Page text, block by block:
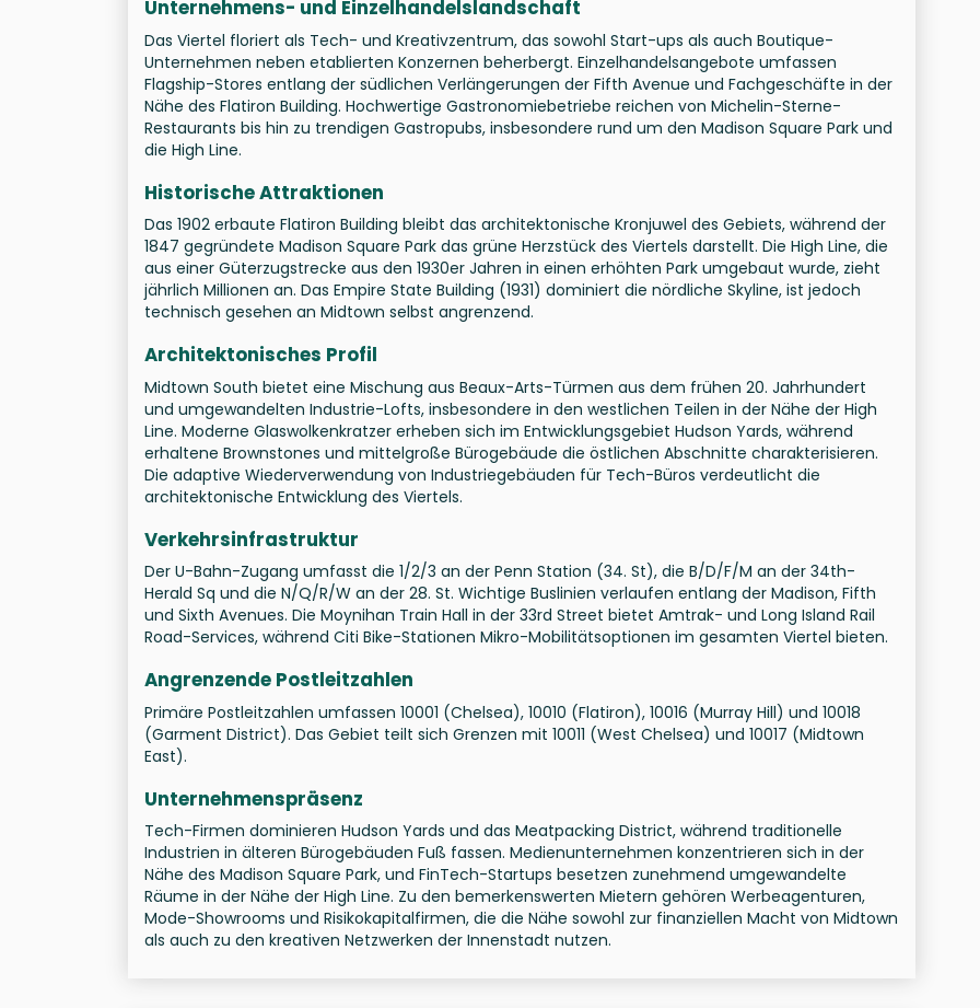
Unternehmens- und Einzelhandelslandschaft
Das Viertel floriert als Tech- und Kreativzentrum, das sowohl Start-ups als auch Boutique-
Unternehmen neben etablierten Konzernen beherbergt. Einzelhandelsangebote umfassen
Flagship-Stores entlang der südlichen Verlängerungen der Fifth Avenue und Fachgeschäfte in der
Nähe des Flatiron Building. Hochwertige Gastronomiebetriebe reichen von Michelin-Sterne-
Restaurants bis hin zu trendigen Gastropubs, insbesondere rund um den Madison Square Park und
die High Line.
Historische Attraktionen
Das 1902 erbaute Flatiron Building bleibt das architektonische Kronjuwel des Gebiets, während der
1847 gegründete Madison Square Park das grüne Herzstück des Viertels darstellt. Die High Line, die
aus einer Güterzugstrecke aus den 1930er Jahren in einen erhöhten Park umgebaut wurde, zieht
jährlich Millionen an. Das Empire State Building (1931) dominiert die nördliche Skyline, ist jedoch
technisch gesehen an Midtown selbst angrenzend.
Architektonisches Profil
Midtown South bietet eine Mischung aus Beaux-Arts-Türmen aus dem frühen 20. Jahrhundert
und umgewandelten Industrie-Lofts, insbesondere in den westlichen Teilen in der Nähe der High
Line. Moderne Glaswolkenkratzer erheben sich im Entwicklungsgebiet Hudson Yards, während
erhaltene Brownstones und mittelgroße Bürogebäude die östlichen Abschnitte charakterisieren.
Die adaptive Wiederverwendung von Industriegebäuden für Tech-Büros verdeutlicht die
architektonische Entwicklung des Viertels.
Verkehrsinfrastruktur
Der U-Bahn-Zugang umfasst die 1/2/3 an der Penn Station (34. St), die B/D/F/M an der 34th-
Herald Sq und die N/Q/R/W an der 28. St. Wichtige Buslinien verlaufen entlang der Madison, Fifth
und Sixth Avenues. Die Moynihan Train Hall in der 33rd Street bietet Amtrak- und Long Island Rail
Road-Services, während Citi Bike-Stationen Mikro-Mobilitätsoptionen im gesamten Viertel bieten.
Angrenzende Postleitzahlen
Primäre Postleitzahlen umfassen 10001 (Chelsea), 10010 (Flatiron), 10016 (Murray Hill) und 10018
(Garment District). Das Gebiet teilt sich Grenzen mit 10011 (West Chelsea) und 10017 (Midtown
East).
Unternehmenspräsenz
Tech-Firmen dominieren Hudson Yards und das Meatpacking District, während traditionelle
Industrien in älteren Bürogebäuden Fuß fassen. Medienunternehmen konzentrieren sich in der
Nähe des Madison Square Park, und FinTech-Startups besetzen zunehmend umgewandelte
Räume in der Nähe der High Line. Zu den bemerkenswerten Mietern gehören Werbeagenturen,
Mode-Showrooms und Risikokapitalfirmen, die die Nähe sowohl zur finanziellen Macht von Midtown
als auch zu den kreativen Netzwerken der Innenstadt nutzen.